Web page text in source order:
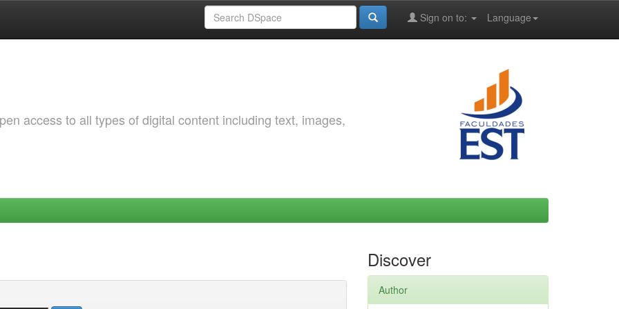
Language
Sign on to:
access to all types of digital content including text, images,
Discover
Author